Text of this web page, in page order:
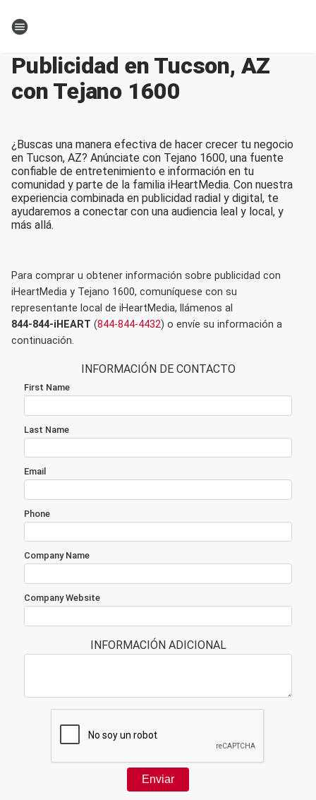
Publicidad en Tucson, AZ
con Tejano 1600
¿Buscas una manera efectiva de hacer crecer tu negocio
en Tucson, AZ? Anúnciate con Tejano 1600, una fuente
confiable de entretenimiento e información en tu
comunidad y parte de la familia iHeartMedia. Con nuestra
experiencia combinada en publicidad radial y digital, te
ayudaremos a conectar con una audiencia leal y local, y
más allá.